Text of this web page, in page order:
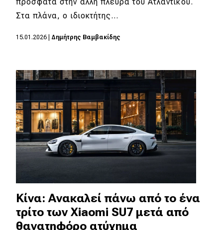
Τεχνολογία
Ασφάλεια
Απόψεις
Test Drive
Δοκιμή
Αποστολή
Συγκρίνουμε
Αγώνες
Στα πλάνα, ο ιδιοκτήτης…
15.01.2026 Δημήτρης Βαμβακίδης
Κίνα: Ανακαλεί πάνω από το ένα
τρίτο των Xiaomi SU7 μετά από
θανατηφόρο ατύχημα